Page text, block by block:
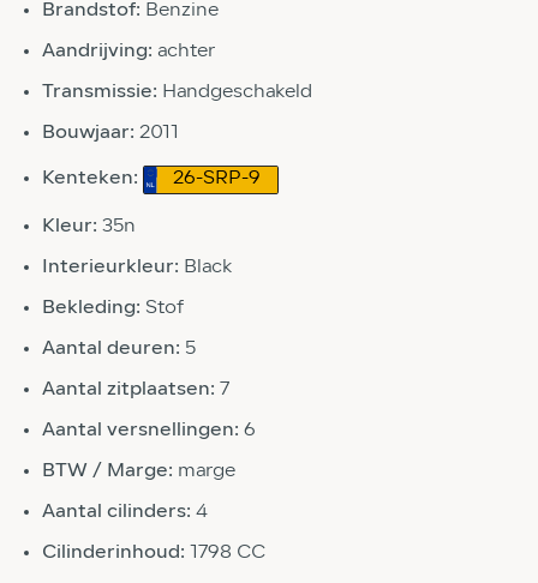
Brandstof: Benzine
Aandrijving: achter
Transmissie: Handgeschakeld
Bouwjaar: 2011
Kenteken: 26-SRP-9
Kleur: 35n
Interieurkleur: Black
Bekleding: Stof
Aantal deuren: 5
Aantal zitplaatsen: 7
Aantal versnellingen: 6
BTW / Marge: marge
Aantal cilinders: 4
Cilinderinhoud: 1798 CC